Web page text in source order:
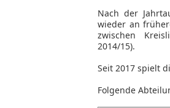
Nach der
wieder an
zwischen
2014/15).
Seit 2017 spielt
Folgende